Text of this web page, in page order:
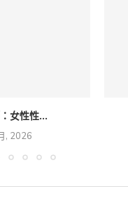
女性性...
, 2026